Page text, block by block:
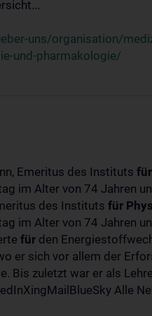
uns/organisation/
und-pharmakologie/
Emeritus des Instituts für
im Alter von 74 Jahren
des Instituts für
im Alter von 74 Jahren
für den
er sich vor allem der
Bis zuletzt war er als
Alle